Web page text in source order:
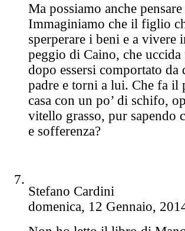
Ma possiamo anche
Immaginiamo che il figlio
sperperare i beni e a
peggio di Caino, che
dopo essersi comportato da
padre e torni a lui. Che fa il
casa con un po’ di schifo,
vitello grasso, pur sapendo
e sofferenza?
Stefano Cardini
domenica, 12 Gennaio,